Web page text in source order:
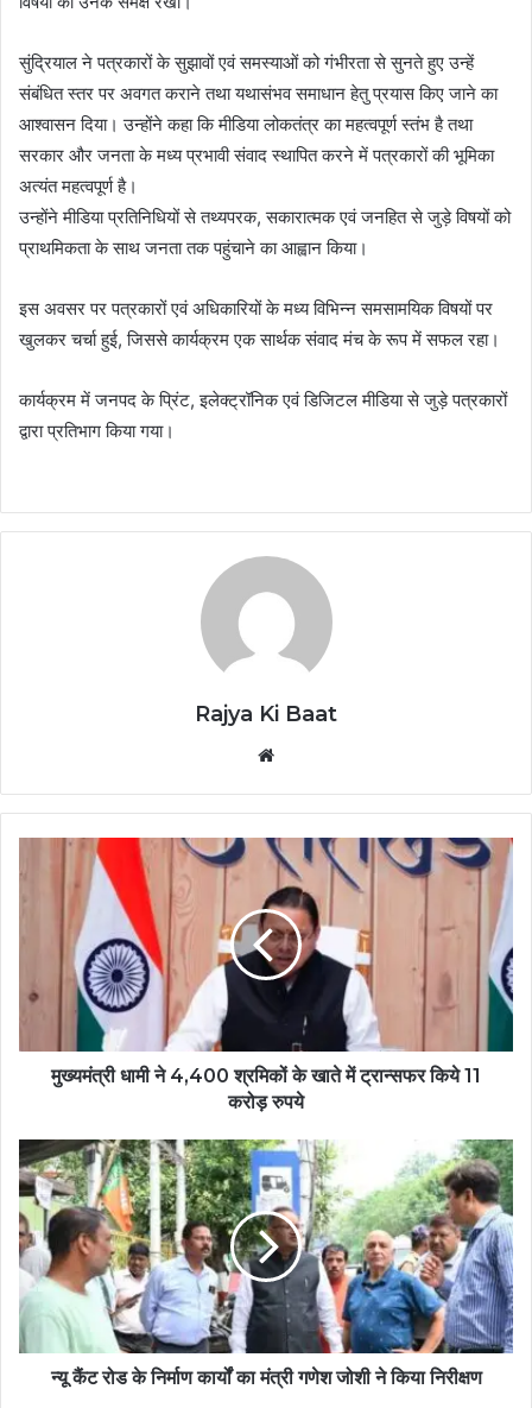
सुंद्रियाल ने पत्रकारों के सुझावों एवं समस्याओं को गंभीरता से सुनते हुए उन्हें
संबंधित स्तर पर अवगत कराने तथा यथासंभव समाधान हेतु प्रयास किए जाने का
आश्वासन दिया। उन्होंने कहा कि मीडिया लोकतंत्र का महत्वपूर्ण स्तंभ है तथा
सरकार और जनता के मध्य प्रभावी संवाद स्थापित करने में पत्रकारों की भूमिका
अत्यंत महत्वपूर्ण है।
उन्होंने मीडिया प्रतिनिधियों से तथ्यपरक, सकारात्मक एवं जनहित से जुड़े विषयों को
प्राथमिकता के साथ जनता तक पहुंचाने का आह्वान किया।
इस अवसर पर पत्रकारों एवं अधिकारियों के मध्य विभिन्न समसामयिक विषयों पर
खुलकर चर्चा हुई, जिससे कार्यक्रम एक सार्थक संवाद मंच के रूप में सफल रहा।
कार्यक्रम में जनपद के प्रिंट, इलेक्ट्रॉनिक एवं डिजिटल मीडिया से जुड़े पत्रकारों
द्वारा प्रतिभाग किया गया।
Rajya Ki Baat
मुख्यमंत्री धामी ने 4,400 श्रमिकों के खाते में ट्रान्सफर किये 11
करोड़ रुपये
न्यू कैंट रोड के निर्माण कार्यों का मंत्री गणेश जोशी ने किया निरीक्षण